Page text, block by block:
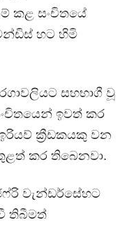
කළ සංචිතයේ
හට හිමි
සහභාගී වූ
ඉවත් කර
ක්‍රීඩකයකු වන
කර තිබෙනවා.
වැන්ඩර්සේහට
තිබීමත්